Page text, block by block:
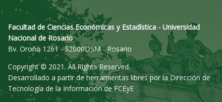
Facultad de Ciencias Económicas y Estadística - Universidad
Nacional de Rosario
Bv. Oroño 1261 - S2000DSM - Rosario
Copyright © 2021. All Rights Reserved.
Desarrollado a partir de herramientas libres por la Dirección de
Tecnología de la Información de FCEyE